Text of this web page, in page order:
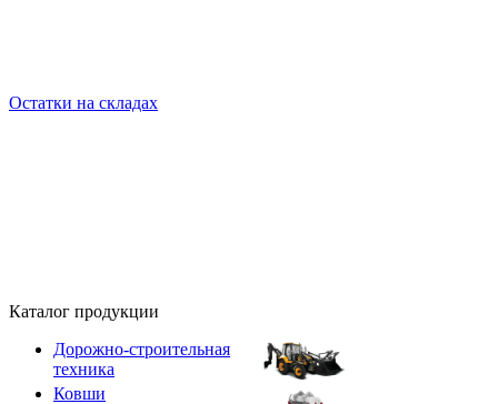
Остатки на складах
Каталог продукции
Дорожно-строительная
техника
Ковши